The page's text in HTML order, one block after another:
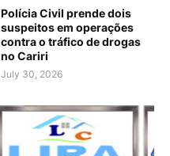
Polícia Civil prende dois
suspeitos em operações
contra o tráfico de drogas
no Cariri
July 30, 2026